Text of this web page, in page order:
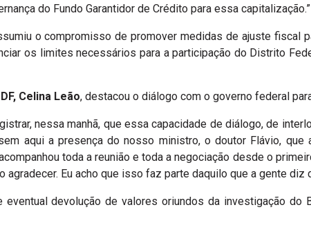
do Fundo Garantidor de Crédito para essa capitalização.”
o compromisso de promover medidas de ajuste fiscal
os limites necessários para a participação do Distrito
Celina Leão, destacou o diálogo com o governo federal
nessa manhã, que essa capacidade de diálogo, de
aqui a presença do nosso ministro, o doutor Flávio, que
toda a reunião e toda a negociação desde o
agradecer. Eu acho que isso faz parte daquilo que a gente diz
eventual devolução de valores oriundos da investigação do